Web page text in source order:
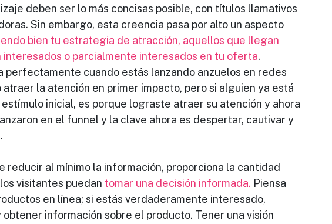
deben ser lo más concisas posible, con títulos llamativos
Sin embargo, esta creencia pasa por alto un aspecto
bien tu estrategia de atracción, aquellos que llegan
interesados o parcialmente interesados en tu oferta.
perfectamente cuando estás lanzando anzuelos en redes
atraer la atención en primer impacto, pero si alguien ya está
inicial, es porque lograste atraer su atención y ahora
en el funnel y la clave ahora es despertar, cautivar y
reducir al mínimo la información, proporciona la cantidad
visitantes puedan tomar una decisión informada. Piensa
en línea; si estás verdaderamente interesado,
información sobre el producto. Tener una visión